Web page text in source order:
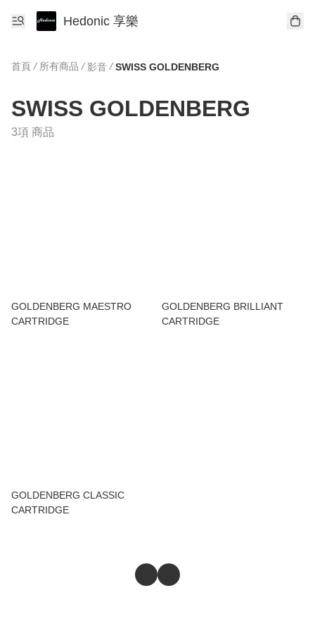
Hedonic 享樂
首頁 / 所有商品 / 影音 / SWISS GOLDENBERG
SWISS GOLDENBERG
3項 商品
GOLDENBERG MAESTRO
CARTRIDGE
GOLDENBERG BRILLIANT
CARTRIDGE
GOLDENBERG CLASSIC
CARTRIDGE